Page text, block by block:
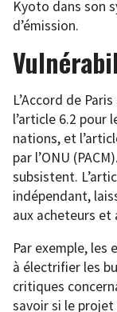
Kyoto dans son
d’émission.
L’Accord de
l’article 6.2 pour
nations, et
par l’ONU
subsistent.
indépendant,
aux acheteurs et
Par exemple, les
à électrifier les
critiques
savoir si le